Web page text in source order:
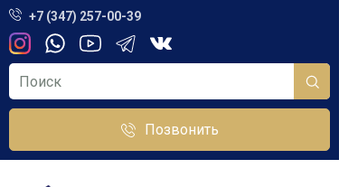
+7 (347) 257-00-39
Позвонить